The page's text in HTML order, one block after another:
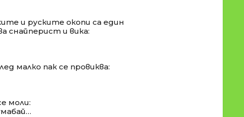
и руските окопи са един
снайперист и вика:
малко пак се провиква:
моли: